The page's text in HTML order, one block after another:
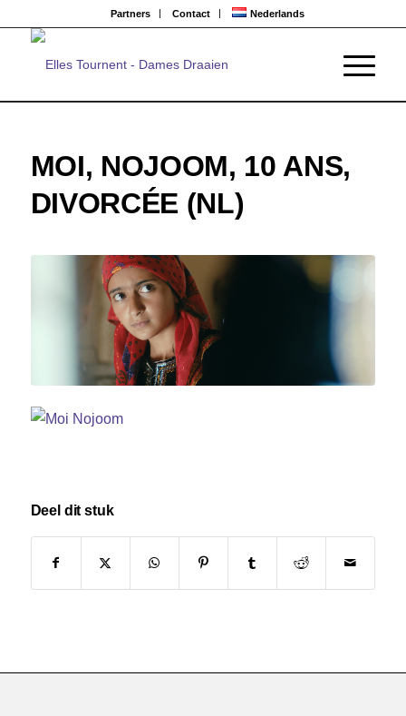
Partners Contact Nederlands
MOI, NOJOOM, 10 ANS,
DIVORCÉE (NL)
Deel dit stuk